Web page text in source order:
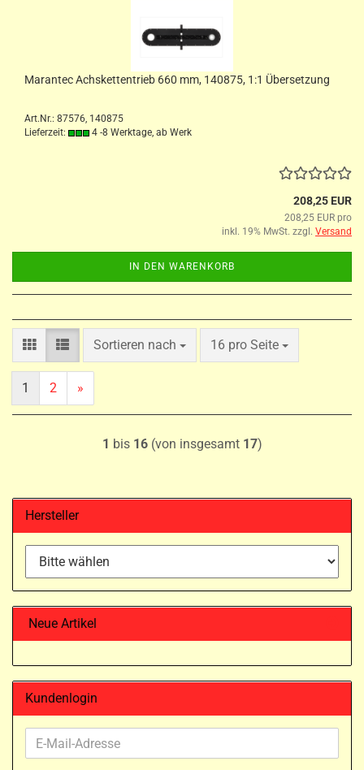
Marantec Achskettentrieb 660 mm, 140875, 1:1 Übersetzung
Art.Nr.: 87576, 140875
Lieferzeit:
4 -8 Werktage, ab Werk
208,25 EUR
208,25 EUR pro
inkl. 19% MwSt. zzgl. Versand
IN DEN WARENKORB
Sortieren nach
Sortieren nach 16 pro Seite
pro Seite
1 2 »
1 bis 16(von insgesamt 17)
Hersteller
Neue Artikel
Kundenlogin
E-
Mail-